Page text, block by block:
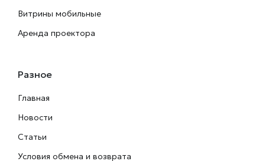
Витрины мобильные
Аренда проектора
Разное
Главная
Новости
Статьи
Условия обмена и возврата